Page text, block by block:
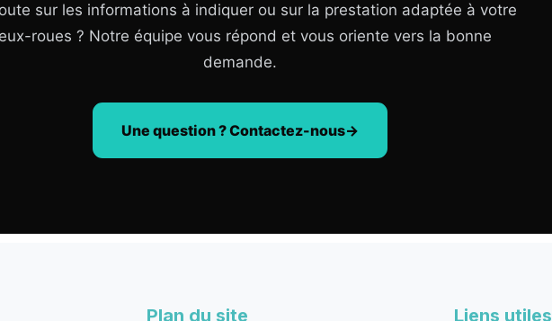
sur les informations à indiquer ou sur la prestation adaptée à votre
roues ? Notre équipe vous répond et vous oriente vers la bonne
demande.
Une question ? Contactez-nous
Plan du site Liens utiles